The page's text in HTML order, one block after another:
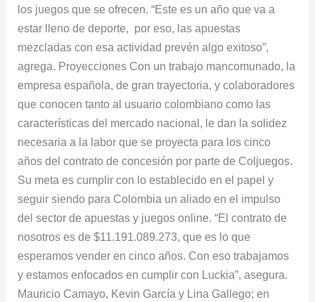
los juegos que se ofrecen. “Este es un año que va a
estar lleno de deporte, por eso, las apuestas
mezcladas con esa actividad prevén algo exitoso”,
agrega. Proyecciones Con un trabajo mancomunado, la
empresa española, de gran trayectoria, y colaboradores
que conocen tanto al usuario colombiano como las
características del mercado nacional, le dan la solidez
necesaria a la labor que se proyecta para los cinco
años del contrato de concesión por parte de Coljuegos.
Su meta es cumplir con lo establecido en el papel y
seguir siendo para Colombia un aliado en el impulso
del sector de apuestas y juegos online. “El contrato de
nosotros es de $11.191.089.273, que es lo que
esperamos vender en cinco años. Con eso trabajamos
y estamos enfocados en cumplir con Luckia”, asegura.
Mauricio Camayo, Kevin García y Lina Gallego; en